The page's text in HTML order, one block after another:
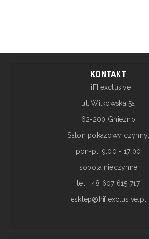
KONTAKT
HiFI exclusive
ul. Witkowska 5a
62-200 Gniezno
Salon pokazowy czynny:
pon-pt: 9:00 - 17:00
sobota nieczynne
tel. +48 607 615 717
esklep@hifiexclusive.pl